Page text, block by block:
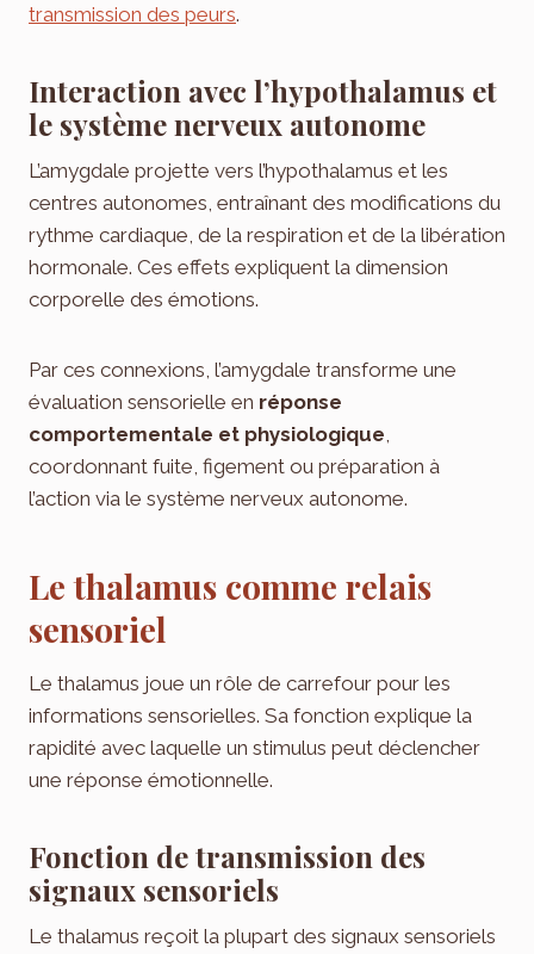
transmission des peurs.
Interaction avec l’hypothalamus et
le système nerveux autonome
L’amygdale projette vers l’hypothalamus et les
centres autonomes, entraînant des modifications du
rythme cardiaque, de la respiration et de la libération
hormonale. Ces effets expliquent la dimension
corporelle des émotions.
Par ces connexions, l’amygdale transforme une
évaluation sensorielle en réponse
comportementale et physiologique
coordonnant fuite, figement ou préparation à
l’action via le système nerveux autonome.
Le thalamus comme relais
sensoriel
Le thalamus joue un rôle de carrefour pour les
informations sensorielles. Sa fonction explique la
rapidité avec laquelle un stimulus peut déclencher
une réponse émotionnelle.
Fonction de transmission des
signaux sensoriels
Le thalamus reçoit la plupart des signaux sensoriels